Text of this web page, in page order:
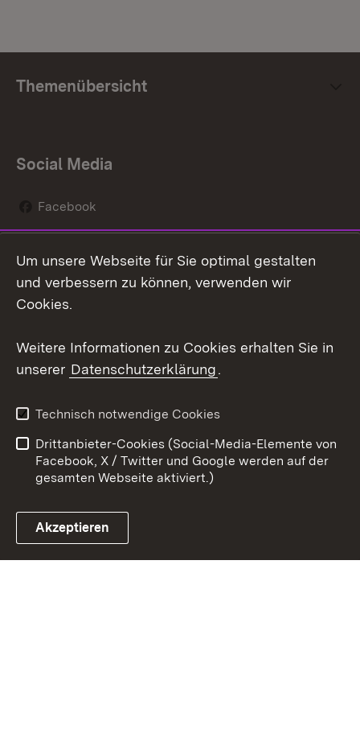
Themenübersicht
Social Media
Facebook
Social Wall
Youtube
Link zum Landesportal
Kontakt
Datenschutz
Barrierefreiheit
Impressum Cookies
Um unsere Webseite für Sie optimal gestalten
und verbessern zu können, verwenden wir
Cookies.
Weitere Informationen zu Cookies erhalten Sie in
unserer Datenschutzerklärung.
Technisch notwendige Cookies
Drittanbieter-Cookies (Social-Media-Elemente von
Facebook, X / Twitter und Google werden auf der
gesamten Webseite aktiviert.)
Akzeptieren